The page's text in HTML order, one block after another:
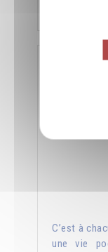
C’est à
une vie